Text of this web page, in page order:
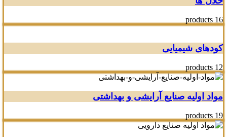
16 products
کودهای شیمیایی
12 products
مواد اولیه صنایع آرایشی و بهداشتی
19 products